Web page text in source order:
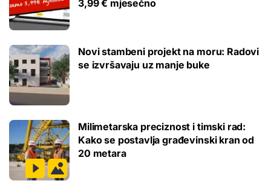
3,99 € mjesečno
Novi stambeni projekt na moru: Radovi
se izvršavaju uz manje buke
Milimetarska preciznost i timski rad:
Kako se postavlja građevinski kran od
20 metara